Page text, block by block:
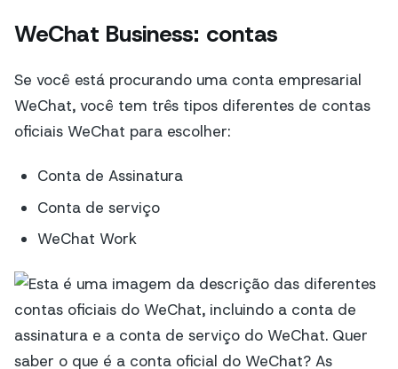
WeChat Business: contas
Se você está procurando uma conta empresarial
WeChat, você tem três tipos diferentes de contas
oficiais WeChat para escolher:
Conta de Assinatura
Conta de serviço
WeChat Work